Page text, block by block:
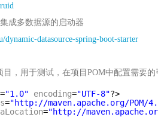
成多数据源的启动器
dynamic-datasource-spring-boot-starter
目，用于测试，在项目POM中配置需要的
="1.0" encoding="UTF-8"?>
="http://maven.apache.org/POM/
="http://